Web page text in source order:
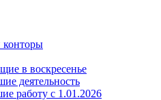
конторы
в воскресенье
деятельность
работу с 1.01.2026